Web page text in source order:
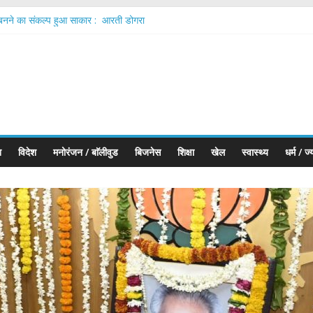
बनने का संकल्प हुआ साकार : आरती डोगरा
to Make a Special Television Appearance as Chief Guest on ETV’s
प्रबंधन (SWM) नियम, 2026 के प्रभावी क्रियान्वयन के दिए निर्देश
विदेश मनोरंजन / बाॅलीवुड बिजनेस शिक्षा खेल स्वास्थ्य धर्म /